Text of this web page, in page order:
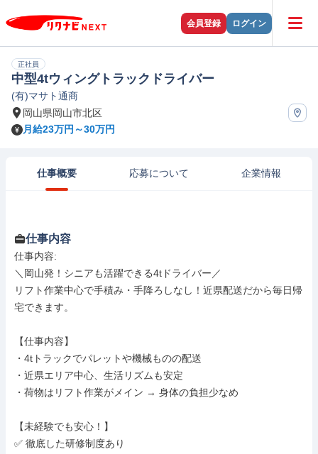
会員登録 ログイン
正社員
中型4tウィングトラックドライバー
(有)マサト通商
岡山県岡山市北区
月給23万円～30万円
仕事概要 応募について 企業情報
仕事内容
仕事内容:
＼岡山発！シニアも活躍できる4tドライバー／
リフト作業中心で手積み・手降ろしなし！近県配送だから毎日帰
宅できます。
【仕事内容】
・4tトラックでパレットや機械ものの配送
・近県エリア中心、生活リズムも安定
・荷物はリフト作業がメイン → 身体の負担少なめ
【未経験でも安心！】
✅ 徹底した研修制度あり